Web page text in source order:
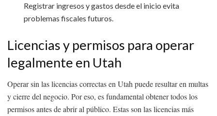
Registrar ingresos y gastos desde el inicio evita
problemas fiscales futuros.
Licencias y permisos para operar
legalmente en Utah
Operar sin las licencias correctas en Utah puede resultar en multas
y cierre del negocio. Por eso, es fundamental obtener todos los
permisos antes de abrir al público. Estas son las licencias más